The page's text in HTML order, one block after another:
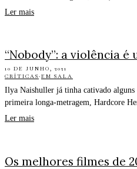
Ler mais
“Nobody”: a violência é
10 DE JUNHO, 2021
CRÍTICAS·EM SALA
Ilya Naishuller já tinha cativado alguns
primeira longa-metragem, Hardcore
Ler mais
Os melhores filmes de